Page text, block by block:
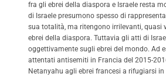
fra gli ebrei della diaspora e Israele resta
di Israele presumono spesso di
sua totalità, ma ritengono irrilevanti, quasi
ebrei della diaspora. Tuttavia gli atti di
oggettivamente sugli ebrei del mondo. Ad
attentati antisemiti in Francia del 2015-
Netanyahu agli ebrei francesi a rifugiarsi in